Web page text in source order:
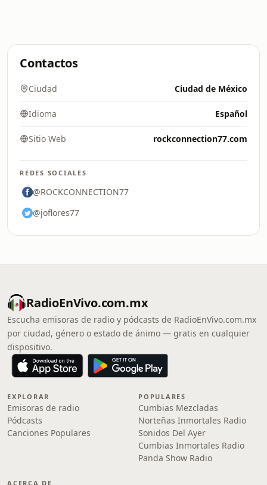
Contactos
Ciudad Ciudad de México
Idioma Español
Sitio Web rockconnection77.com
REDES SOCIALES
@ROCKCONNECTION77
@joflores77
RadioEnVivo.com.mx
Escucha emisoras de radio y pódcasts de RadioEnVivo.com.mx
por ciudad, género o estado de ánimo — gratis en cualquier
dispositivo.
EXPLORAR
Emisoras de radio
Pódcasts
Canciones Populares
POPULARES
Cumbias Mezcladas
Norteñas Inmortales Radio
Sonidos Del Ayer
Cumbias Inmortales Radio
Panda Show Radio
ACERCA DE